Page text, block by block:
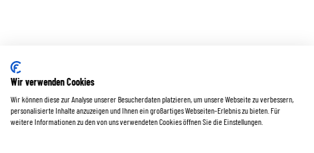
Wir verwenden Cookies
Wir können diese zur Analyse unserer Besucherdaten platzieren, um unsere Webseite zu verbessern,
personalisierte Inhalte anzuzeigen und Ihnen ein großartiges Webseiten-Erlebnis zu bieten. Für
weitere Informationen zu den von uns verwendeten Cookies öffnen Sie die Einstellungen.